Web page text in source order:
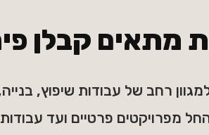
מתאים קבלן
רחב של עבודות שיפוץ,
מפרויקטים פרטיים ועד